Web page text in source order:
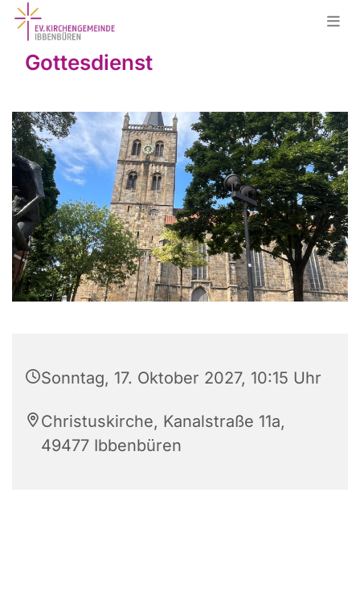
Gottesdienst
Sonntag, 17. Oktober 2027, 10:15 Uhr
Christuskirche, Kanalstraße 11a,
49477 Ibbenbüren